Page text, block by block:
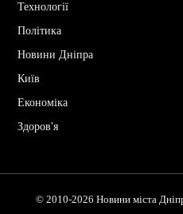
Технології
Політика
Новини Дніпра
Київ
Економіка
Здоров'я
© 2010-2026 Новини міста